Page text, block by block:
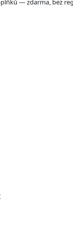
— zdarma, bez